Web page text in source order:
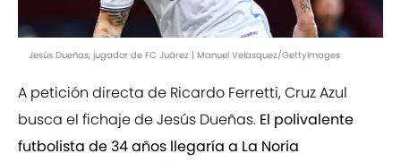
Jesús Dueñas, jugador de FC Juárez | Manuel Velasquez/GettyImages
A petición directa de Ricardo Ferretti, Cruz Azul
busca el fichaje de Jesús Dueñas. El polivalente
futbolista de 34 años llegaría a La Noria